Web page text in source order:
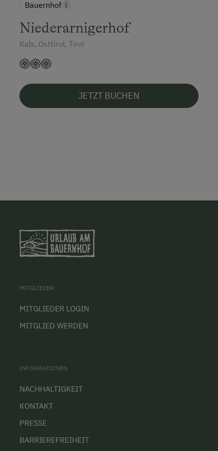
Bauernhof
Niederarnigerhof
Kals, Osttirol, Tirol
JETZT BUCHEN
MITGLIEDER
MITGLIEDER LOGIN
MITGLIED WERDEN
INFORMATIONEN
NACHHALTIGKEIT
KONTAKT
PRESSE
BARRIEREFREIHEIT